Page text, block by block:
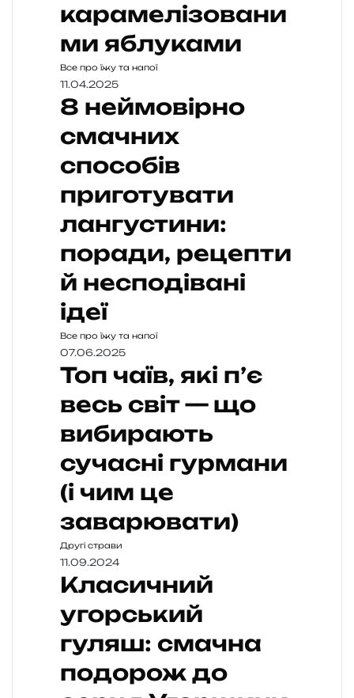
карамелізовани
ми яблуками
Все про їжу та напої
11.04.2025
8 неймовірно
смачних
способів
приготувати
лангустини:
поради, рецепти
й несподівані
ідеї
Все про їжу та напої
07.06.2025
Топ чаїв, які п’є
весь світ — що
вибирають
сучасні гурмани
(і чим це
заварювати)
Другі страви
11.09.2024
Класичний
угорський
гуляш: смачна
подорож до